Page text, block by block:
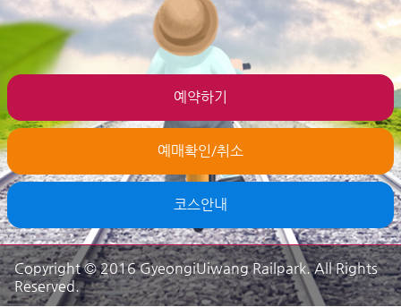
예약하기
예매확인/취소
코스안내
Copyright © 2016 GyeongiUiwang Railpark. All Rights
Reserved.